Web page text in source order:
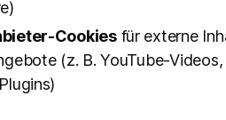
auch Kugeln. Und es gibt
dem er nicht schon seine
ist Dennis auch ein
Seit 2008 gehört er dazu,
der Großen Freiheit ihre erste
Cookiesfür externe
(z. B. YouTube-Videos,